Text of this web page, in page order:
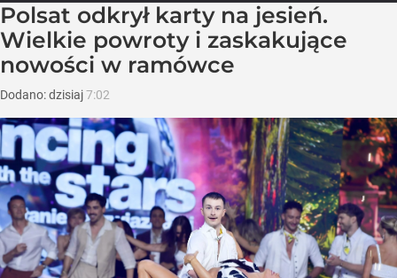
Polsat odkrył karty na jesień.
Wielkie powroty i zaskakujące
nowości w ramówce
Dodano:dzisiaj7:02